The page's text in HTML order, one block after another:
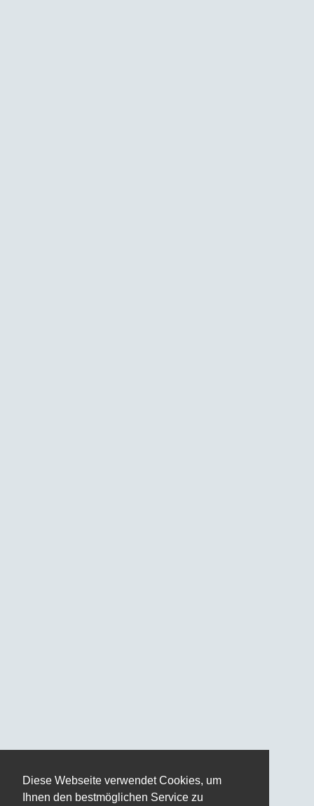
Diese Webseite verwendet Cookies, um
Ihnen den bestmöglichen Service zu